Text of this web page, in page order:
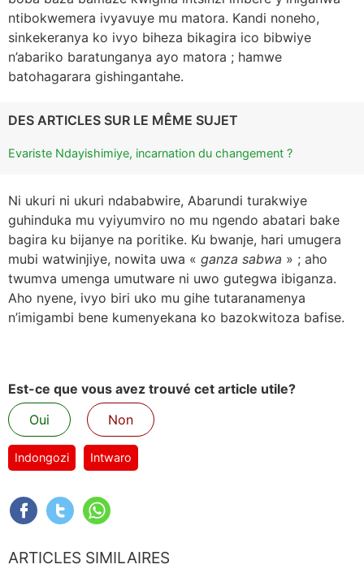
ntibokwemera ivyavuye mu matora. Kandi noneho,
sinkekeranya ko ivyo biheza bikagira ico bibwiye
n’abariko baratunganya ayo matora ; hamwe
batohagarara gishingantahe.
DES ARTICLES SUR LE MÊME SUJET
Evariste Ndayishimiye, incarnation du changement ?
Ni ukuri ni ukuri ndababwire, Abarundi turakwiye
guhinduka mu vyiyumviro no mu ngendo abatari bake
bagira ku bijanye na poritike. Ku bwanje, hari umugera
mubi watwinjiye, nowita uwa « ganza sabwa » ; aho
twumva umenga umutware ni uwo gutegwa ibiganza.
Aho nyene, ivyo biri uko mu gihe tutaranamenya
n’imigambi bene kumenyekana ko bazokwitoza bafise.
Est-ce que vous avez trouvé cet article utile?
Oui
Non
Indongozi Intwaro
ARTICLES SIMILAIRES